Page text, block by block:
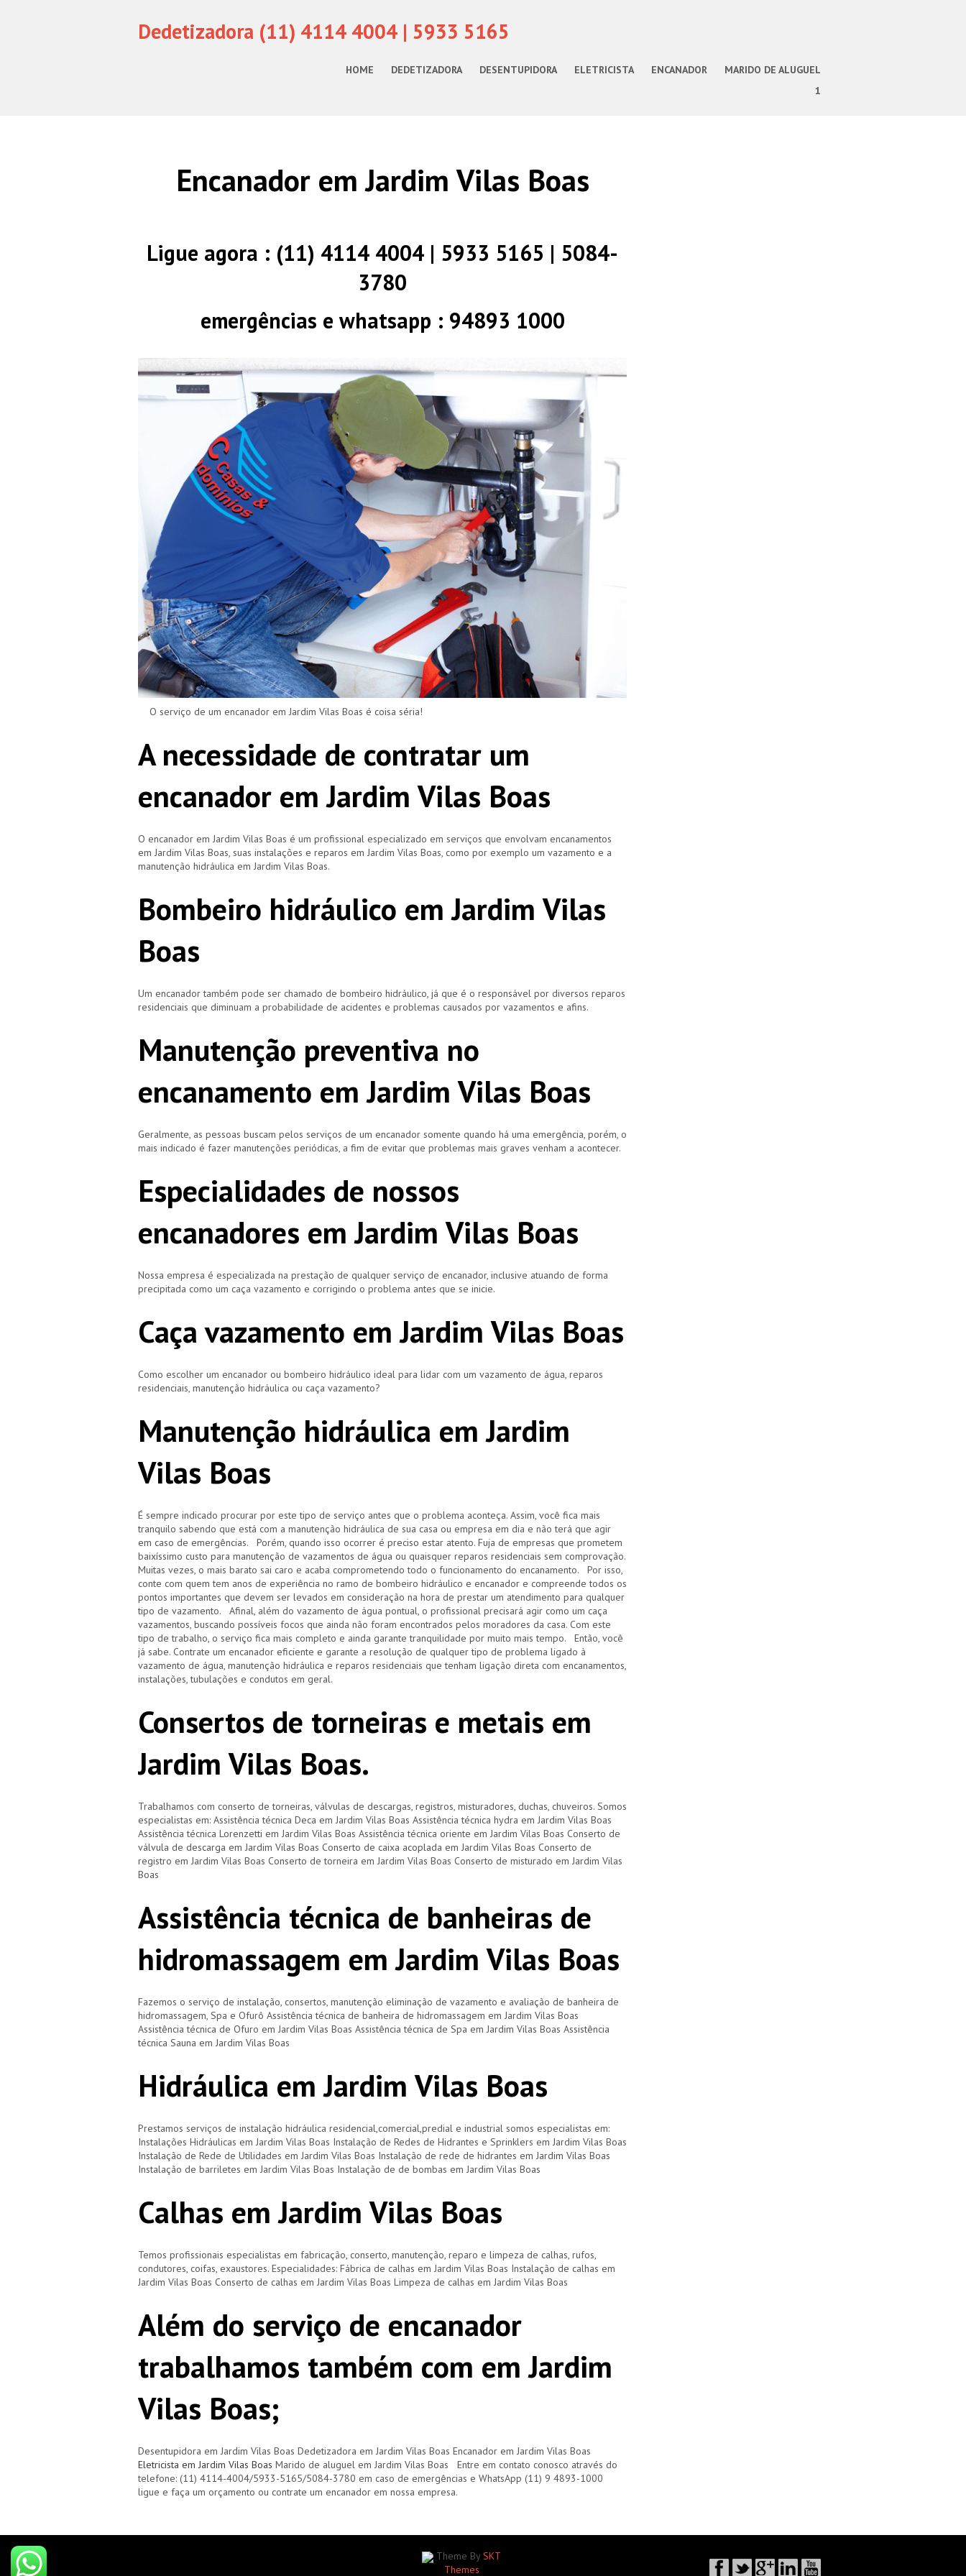
Dedetizadora (11) 4114 4004 | 5933 5165
HOME DEDETIZADORA DESENTUPIDORA ELETRICISTA ENCANADOR
MARIDO DE ALUGUEL
1
Encanador em Jardim Vilas Boas
Ligue agora : (11) 4114 4004 | 5933 5165 | 5084-
3780
emergências e whatsapp : 94893 1000
O serviço de um encanador em Jardim Vilas Boas é coisa séria!
A necessidade de contratar um
encanador em Jardim Vilas Boas
O encanador em Jardim Vilas Boas é um profissional especializado em serviços que envolvam encanamentos
em Jardim Vilas Boas, suas instalações e reparos em Jardim Vilas Boas, como por exemplo um vazamento e a
manutenção hidráulica em Jardim Vilas Boas.
Bombeiro hidráulico em Jardim Vilas
Boas
Um encanador também pode ser chamado de bombeiro hidráulico, já que é o responsável por diversos reparos
residenciais que diminuam a probabilidade de acidentes e problemas causados por vazamentos e afins.
Manutenção preventiva no
encanamento em Jardim Vilas Boas
Geralmente, as pessoas buscam pelos serviços de um encanador somente quando há uma emergência, porém, o
mais indicado é fazer manutenções periódicas, a fim de evitar que problemas mais graves venham a acontecer.
Especialidades de nossos
encanadores em Jardim Vilas Boas
Nossa empresa é especializada na prestação de qualquer serviço de encanador, inclusive atuando de forma
precipitada como um caça vazamento e corrigindo o problema antes que se inicie.
Caça vazamento em Jardim Vilas Boas
Como escolher um encanador ou bombeiro hidráulico ideal para lidar com um vazamento de água, reparos
residenciais, manutenção hidráulica ou caça vazamento?
Manutenção hidráulica em Jardim
Vilas Boas
É sempre indicado procurar por este tipo de serviço antes que o problema aconteça. Assim, você fica mais
tranquilo sabendo que está com a manutenção hidráulica de sua casa ou empresa em dia e não terá que agir
em caso de emergências. Porém, quando isso ocorrer é preciso estar atento. Fuja de empresas que prometem
baixíssimo custo para manutenção de vazamentos de água ou quaisquer reparos residenciais sem comprovação.
Muitas vezes, o mais barato sai caro e acaba comprometendo todo o funcionamento do encanamento. Por isso,
conte com quem tem anos de experiência no ramo de bombeiro hidráulico e encanador e compreende todos os
pontos importantes que devem ser levados em consideração na hora de prestar um atendimento para qualquer
tipo de vazamento. Afinal, além do vazamento de água pontual, o profissional precisará agir como um caça
vazamentos, buscando possíveis focos que ainda não foram encontrados pelos moradores da casa. Com este
tipo de trabalho, o serviço fica mais completo e ainda garante tranquilidade por muito mais tempo. Então, você
já sabe. Contrate um encanador eficiente e garante a resolução de qualquer tipo de problema ligado à
vazamento de água, manutenção hidráulica e reparos residenciais que tenham ligação direta com encanamentos,
instalações, tubulações e condutos em geral.
Consertos de torneiras e metais em
Jardim Vilas Boas.
Trabalhamos com conserto de torneiras, válvulas de descargas, registros, misturadores, duchas, chuveiros. Somos
especialistas em: Assistência técnica Deca em Jardim Vilas Boas Assistência técnica hydra em Jardim Vilas Boas
Assistência técnica Lorenzetti em Jardim Vilas Boas Assistência técnica oriente em Jardim Vilas Boas Conserto de
válvula de descarga em Jardim Vilas Boas Conserto de caixa acoplada em Jardim Vilas Boas Conserto de
registro em Jardim Vilas Boas Conserto de torneira em Jardim Vilas Boas Conserto de misturado em Jardim Vilas
Boas
Assistência técnica de banheiras de
hidromassagem em Jardim Vilas Boas
Fazemos o serviço de instalação, consertos, manutenção eliminação de vazamento e avaliação de banheira de
hidromassagem, Spa e Ofurô Assistência técnica de banheira de hidromassagem em Jardim Vilas Boas
Assistência técnica de Ofuro em Jardim Vilas Boas Assistência técnica de Spa em Jardim Vilas Boas Assistência
técnica Sauna em Jardim Vilas Boas
Hidráulica em Jardim Vilas Boas
Prestamos serviços de instalação hidráulica residencial,comercial,predial e industrial somos especialistas em:
Instalações Hidráulicas em Jardim Vilas Boas Instalação de Redes de Hidrantes e Sprinklers em Jardim Vilas Boas
Instalação de Rede de Utilidades em Jardim Vilas Boas Instalação de rede de hidrantes em Jardim Vilas Boas
Instalação de barriletes em Jardim Vilas Boas Instalação de de bombas em Jardim Vilas Boas
Calhas em Jardim Vilas Boas
Temos profissionais especialistas em fabricação, conserto, manutenção, reparo e limpeza de calhas, rufos,
condutores, coifas, exaustores. Especialidades: Fábrica de calhas em Jardim Vilas Boas Instalação de calhas em
Jardim Vilas Boas Conserto de calhas em Jardim Vilas Boas Limpeza de calhas em Jardim Vilas Boas
Além do serviço de encanador
trabalhamos também com em Jardim
Vilas Boas;
Desentupidora em Jardim Vilas Boas Dedetizadora em Jardim Vilas Boas Encanador em Jardim Vilas Boas
Eletricista em Jardim Vilas Boas Marido de aluguel em Jardim Vilas Boas Entre em contato conosco através do
telefone: (11) 4114-4004/5933-5165/5084-3780 em caso de emergências e WhatsApp (11) 9 4893-1000
ligue e faça um orçamento ou contrate um encanador em nossa empresa.
Theme By SKT
Themes